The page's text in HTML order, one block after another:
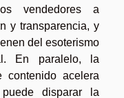
vendedores a
y transparencia, y
del esoterismo
En paralelo, la
acelera
disparar la